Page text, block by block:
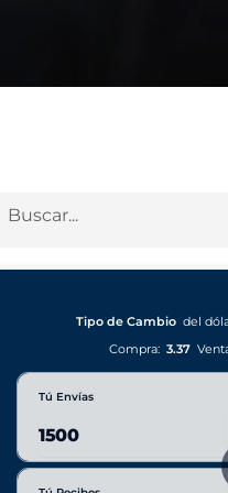
Tipo de Cambio del
Compra: 3.37
Tú Envías